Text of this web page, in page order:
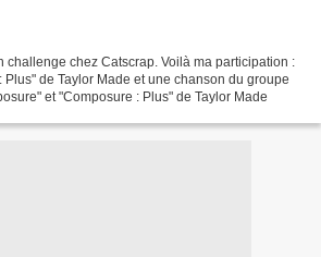
challenge chez Catscrap. Voilà ma participation :
Plus" de Taylor Made et une chanson du groupe
et "Composure : Plus" de Taylor Made